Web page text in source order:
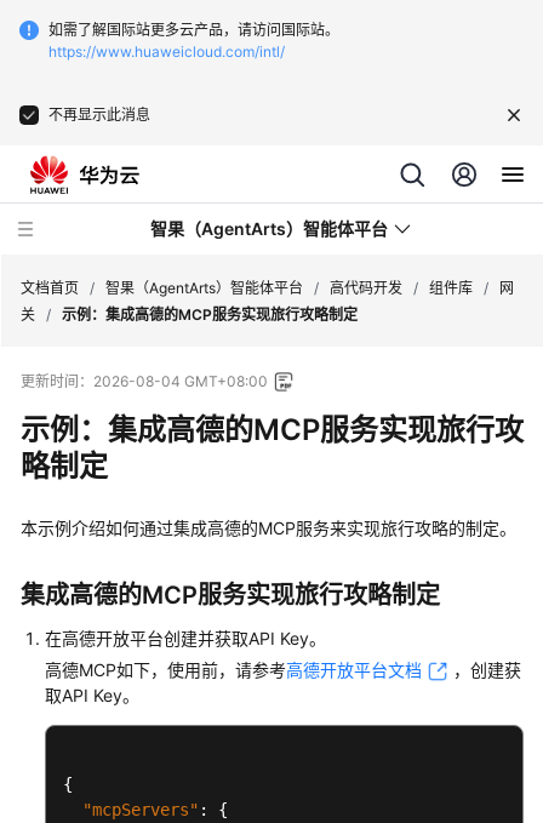
如需了解国际站更多云产品，请访问国际站。
https://www.huaweicloud.com/intl/
不再显示此消息
智果（AgentArts）智能体平台
新
动
态
品
绍
开
始
使
文档首页 / 智果（AgentArts）智能体平台 / 高代码开发 / 组件库 /
网
关 / 示例：集成高德的MCP服务实现旅行攻略制定
更新时间： 2026-08-04 GMT+08:00
示例：集成高德的MCP服务实现旅行攻
略制定
本示例介绍如何通过集成高德的MCP服务来实现旅行攻略的制定。
集成高德的MCP服务实现旅行攻略制定
在高德开放平台创建并获取API Key。
高德MCP如下，使用前，请参考高德开放平台文档
，创建获
取API Key。
{
"mcpServers" :
{